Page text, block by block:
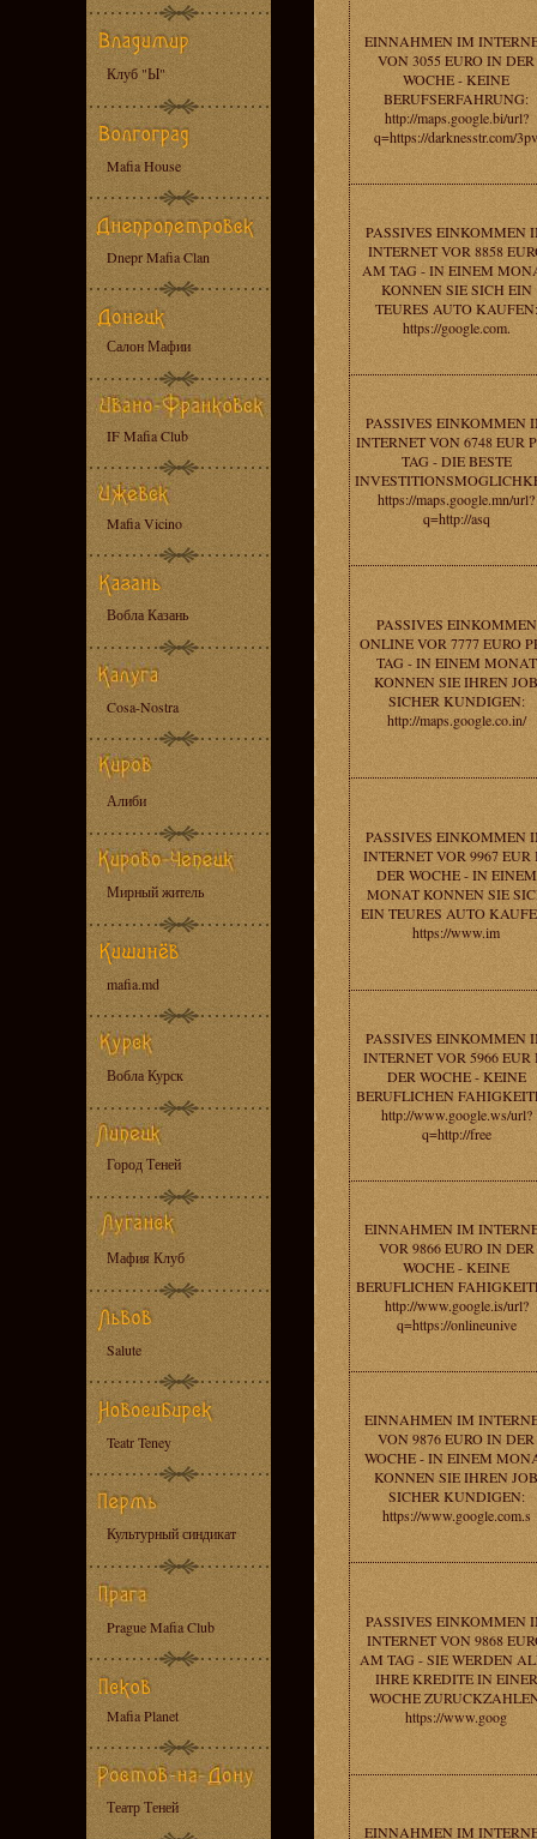
Клуб "Ы"
Mafia House
Dnepr Mafia Clan
Салон Мафии
IF Mafia Club
Mafia Vicino
Вобла Казань
Cosa-Nostra
Алиби
Мирный житель
mafia.md
Вобла Курск
Город Теней
Мафия Клуб
Salute
Teatr Teney
Культурный синдикат
Prague Mafia Club
Mafia Planet
Театр Теней
EINNAHMEN IM
VON 3055 EURO IN DER
WOCHE - KEINE
BERUFSERFAHRUNG:
http://maps.google.bi/url?
q=https://darknesstr.com/3pv
PASSIVES EINKOMMEN
INTERNET VOR 8858
AM TAG - IN EINEM
KONNEN SIE SICH EIN
TEURES AUTO KAUFEN:
https://google.com.
PASSIVES EINKOMMEN
INTERNET VON 6748 EUR
TAG - DIE BESTE
https://maps.google.mn/url?
q=http://asq
PASSIVES EINKOMMEN
ONLINE VOR 7777 EURO
TAG - IN EINEM MONAT
KONNEN SIE IHREN JOB
SICHER KUNDIGEN:
http://maps.google.co.in/
PASSIVES EINKOMMEN
INTERNET VOR 9967 EUR
DER WOCHE - IN EINEM
MONAT KONNEN SIE
EIN TEURES AUTO
https://www.im
PASSIVES EINKOMMEN
INTERNET VOR 5966 EUR
DER WOCHE - KEINE
BERUFLICHEN
http://www.google.ws/url?
q=http://free
EINNAHMEN IM
VOR 9866 EURO IN DER
WOCHE - KEINE
BERUFLICHEN
http://www.google.is/url?
q=https://onlineunive
EINNAHMEN IM
VON 9876 EURO IN DER
WOCHE - IN EINEM
KONNEN SIE IHREN JOB
SICHER KUNDIGEN:
https://www.google.com.s
PASSIVES EINKOMMEN
INTERNET VON 9868
AM TAG - SIE WERDEN
IHRE KREDITE IN EINER
WOCHE
https://www.goog
EINNAHMEN IM